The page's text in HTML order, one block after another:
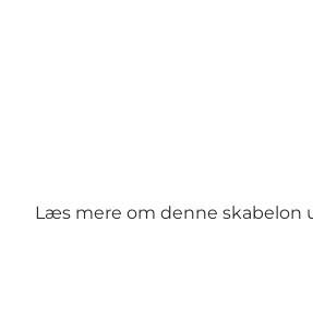
Læs mere om denne